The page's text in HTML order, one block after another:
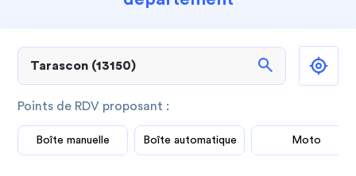
search
Points de RDV proposant :
Boîte manuelle Boîte automatique Moto